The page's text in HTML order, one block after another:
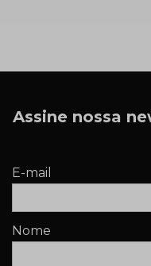
Assine nossa
E-mail
Nome